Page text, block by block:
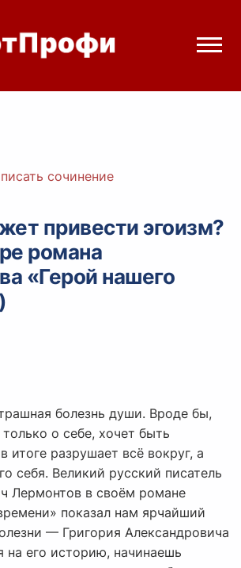
Telegram
сочинение
привести эгоизм?
романа
«Герой нашего
болезнь души. Вроде бы,
о себе, хочет быть
итоге разрушает всё вокруг, а
себя. Великий русский писатель
Лермонтов в своём романе
показал нам ярчайший
— Григория Александровича
на его историю, начинаешь